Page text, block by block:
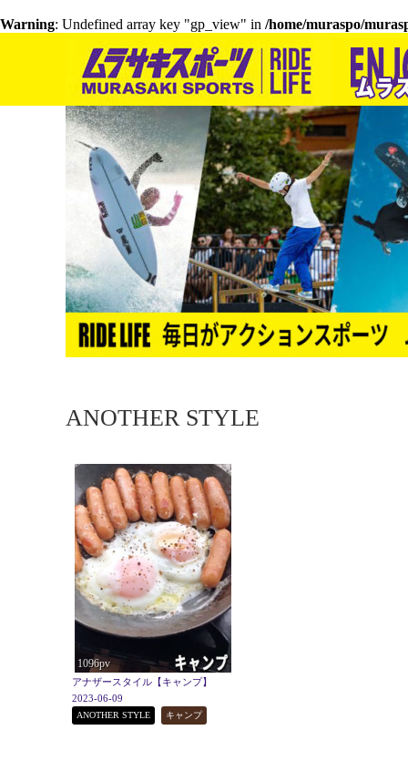
Warning: Undefined array key "gp_view" in /home/muraspo/
ANOTHER STYLE
1096pv
アナザースタイル【キャンプ】
2023-06-09
ANOTHER STYLE キャンプ